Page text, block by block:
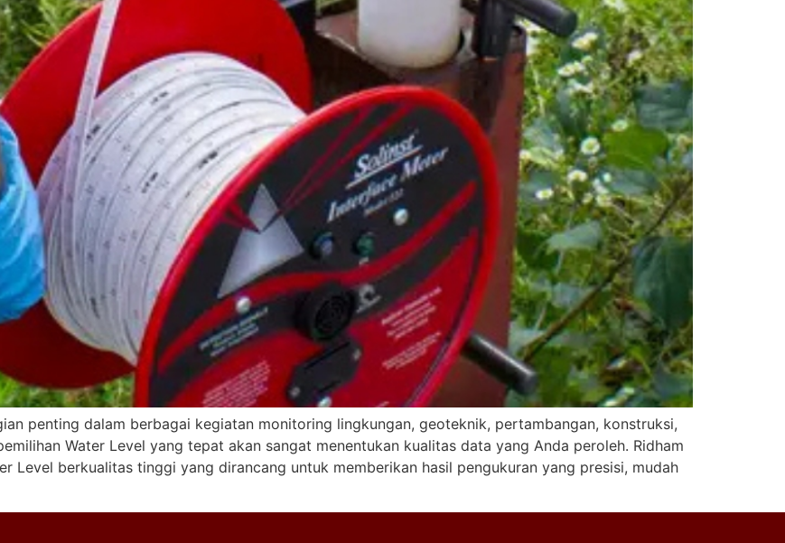
penting dalam berbagai kegiatan monitoring lingkungan, geoteknik, pertambangan, konstruksi,
Water Level yang tepat akan sangat menentukan kualitas data yang Anda peroleh. Ridham
Level berkualitas tinggi yang dirancang untuk memberikan hasil pengukuran yang presisi, mudah